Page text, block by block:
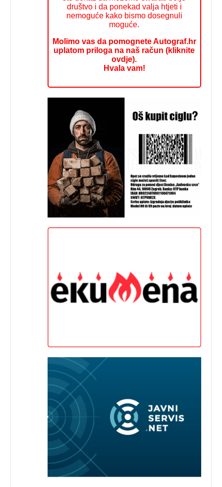
društvo i da ponekad valja htjeti i
nemoguće kako bismo dosegnuli
moguće.
Molimo vas da pomognete Autograf.hr
uplatom priloga na naš račun (kliknite
ovdje).
Hvala vam!